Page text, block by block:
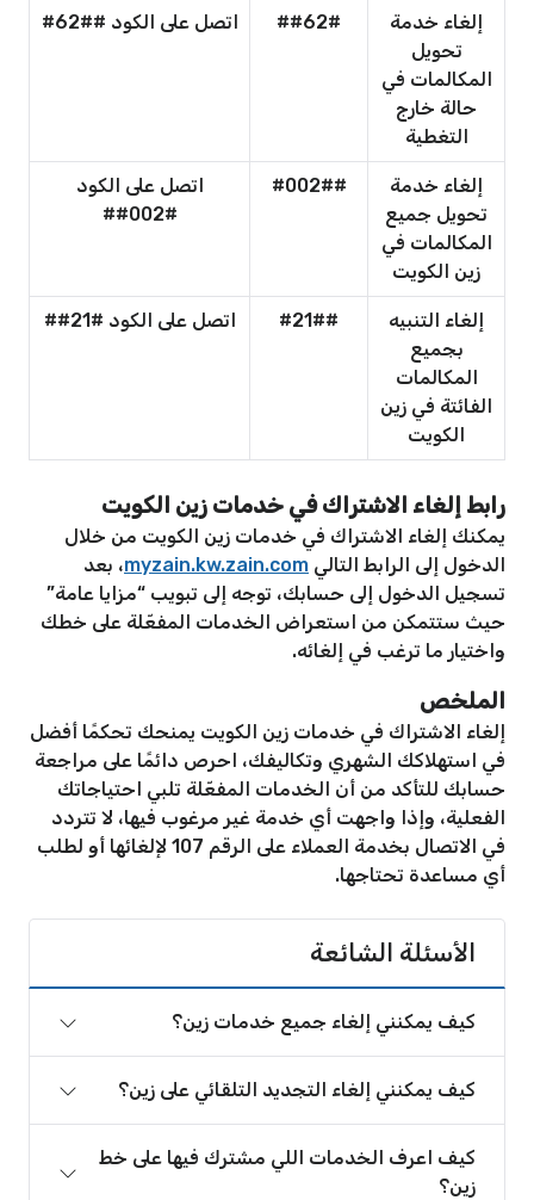
إلغاء خدمة
تحويل
المكالمات في
حالة خارج
التغطية
##62# اتصل على الكود ##62#
إلغاء خدمة
تحويل جميع
المكالمات في
زين الكويت
#002##
اتصل على الكود
#002##
إلغاء التنبيه
بجميع
المكالمات
الفائتة في زين
الكويت
#21## اتصل على الكود #21##
رابط إلغاء الاشتراك في خدمات زين الكويت
يمكنك إلغاء الاشتراك في خدمات زين الكويت من خلال
الدخول إلى الرابط التالي myzain.kw.zain.com، بعد
تسجيل الدخول إلى حسابك، توجه إلى تبويب “مزايا عامة”
حيث ستتمكن من استعراض الخدمات المفعّلة على خطك
واختيار ما ترغب في إلغائه.
الملخص
إلغاء الاشتراك في خدمات زين الكويت يمنحك تحكمًا أفضل
في استهلاكك الشهري وتكاليفك، احرص دائمًا على مراجعة
حسابك للتأكد من أن الخدمات المفعّلة تلبي احتياجاتك
الفعلية، وإذا واجهت أي خدمة غير مرغوب فيها، لا تتردد
في الاتصال بخدمة العملاء على الرقم 107 لإلغائها أو لطلب
أي مساعدة تحتاجها.
الأسئلة الشائعة
كيف يمكنني إلغاء جميع خدمات زين؟
كيف يمكنني إلغاء التجديد التلقائي على زين؟
كيف اعرف الخدمات اللي مشترك فيها على خط
زين؟